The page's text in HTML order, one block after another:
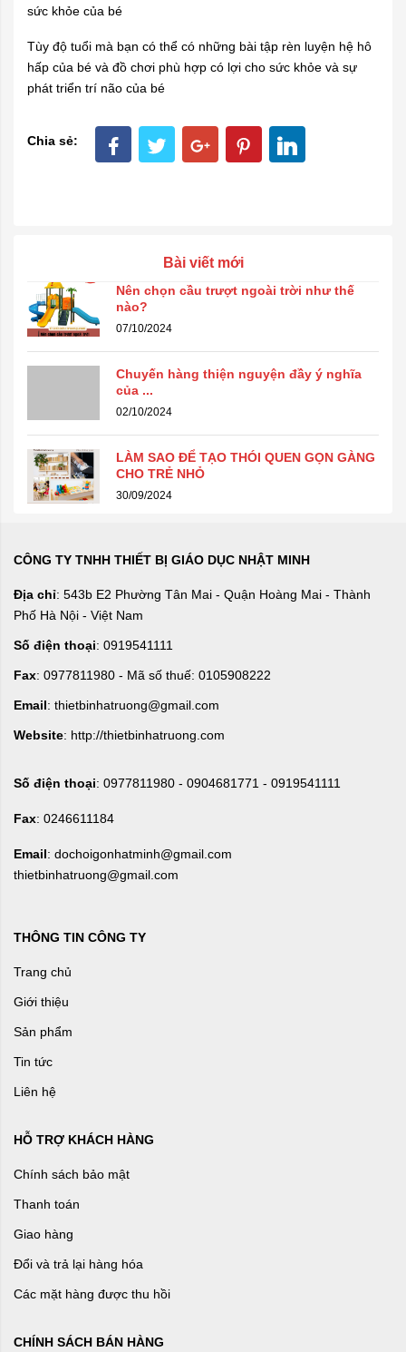
sức khỏe của bé
Tùy độ tuổi mà bạn có thể có những bài tập rèn luyện hệ hô
hấp của bé và đồ chơi phù hợp có lợi cho sức khỏe và sự
phát triển trí não của bé
Chia sẻ:
Bài viết mới
Nên chọn cầu trượt ngoài trời như thế
nào?
07/10/2024
Chuyến hàng thiện nguyện đầy ý nghĩa
của ...
02/10/2024
LÀM SAO ĐỂ TẠO THÓI QUEN GỌN GÀNG
CHO TRẺ NHỎ
30/09/2024
CÔNG TY TNHH THIẾT BỊ GIÁO DỤC NHẬT MINH
Địa chỉ: 543b E2 Phường Tân Mai - Quận Hoàng Mai - Thành
Phố Hà Nội - Việt Nam
Số điện thoại: 0919541111
Fax: 0977811980 - Mã số thuế: 0105908222
Email: thietbinhatruong@gmail.com
Website: http://thietbinhatruong.com
Số điện thoại: 0977811980 - 0904681771 - 0919541111
Fax: 0246611184
Email: dochoigonhatminh@gmail.com
thietbinhatruong@gmail.com
THÔNG TIN CÔNG TY
Trang chủ
Giới thiệu
Sản phẩm
Tin tức
Liên hệ
HỖ TRỢ KHÁCH HÀNG
Chính sách bảo mật
Thanh toán
Giao hàng
Đổi và trả lại hàng hóa
Các mặt hàng được thu hồi
CHÍNH SÁCH BÁN HÀNG